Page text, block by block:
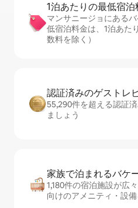
1泊あたりの最⁠低⁠宿⁠泊⁠
マンサニージョにある
低宿泊料金は、1泊あた
数料を除く）
認証済みのゲ⁠ス⁠ト⁠レ⁠
55,290件を超える認証
ましょう
家族で泊まれるバ⁠ケ⁠
1,180件の宿泊施設が広
向けのアメニティ・設